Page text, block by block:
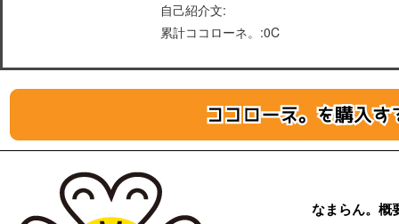
自己紹介文:
累計ココローネ。:0C
なまらん。概